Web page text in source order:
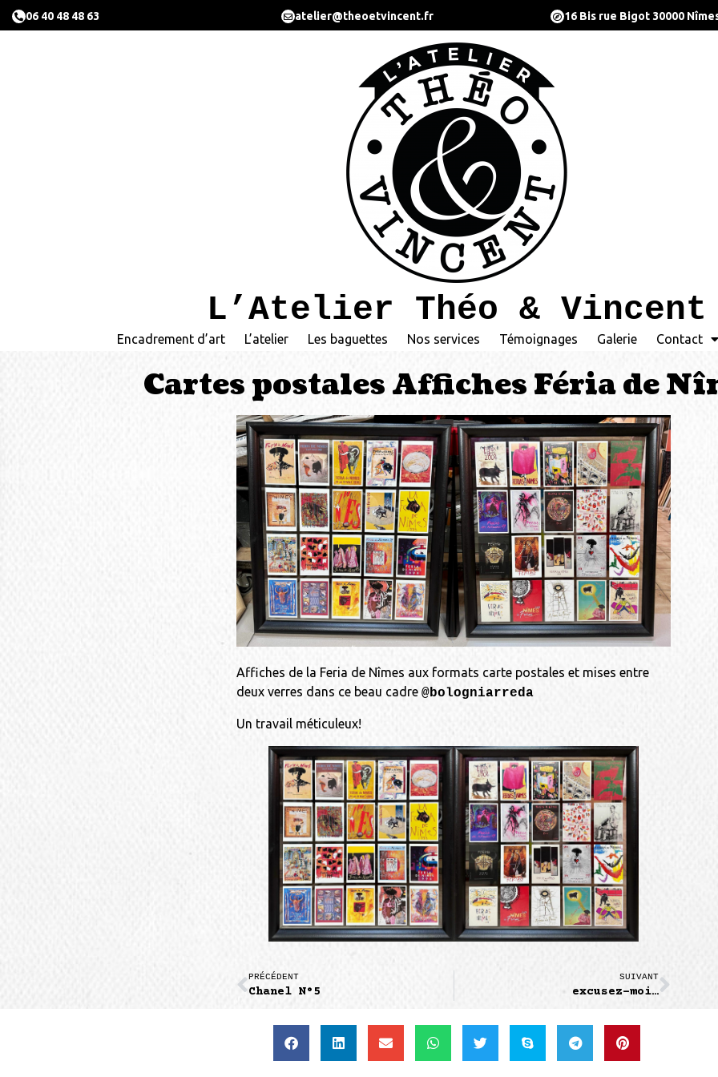
06 40 48 48 63 atelier@theoetvincent.fr 16 Bis rue Bigot 30000
L’Atelier Théo & Vincent
Encadrement d’art L’atelier Les baguettes Nos services Témoignages Galerie Contact
Cartes postales Affiches Féria de
Affiches de la Feria de Nîmes aux formats carte postales et mises entre
deux verres dans ce beau cadre @bologniarreda
Un travail méticuleux!
PRÉCÉDENT
Chanel N°5
SUIVANT
excusez-moi…